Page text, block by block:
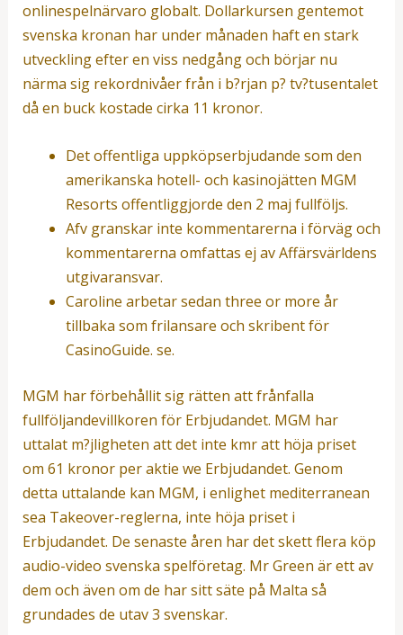
onlinespelnärvaro globalt. Dollarkursen gentemot
svenska kronan har under månaden haft en stark
utveckling efter en viss nedgång och börjar nu
närma sig rekordnivåer från i b?rjan p? tv?tusentalet
då en buck kostade cirka 11 kronor.
Det offentliga uppköpserbjudande som den
amerikanska hotell- och kasinojätten MGM
Resorts offentliggjorde den 2 maj fullföljs.
Afv granskar inte kommentarerna i förväg och
kommentarerna omfattas ej av Affärsvärldens
utgivaransvar.
Caroline arbetar sedan three or more år
tillbaka som frilansare och skribent för
CasinoGuide. se.
MGM har förbehållit sig rätten att frånfalla
fullföljandevillkoren för Erbjudandet. MGM har
uttalat m?jligheten att det inte kmr att höja priset
om 61 kronor per aktie we Erbjudandet. Genom
detta uttalande kan MGM, i enlighet mediterranean
sea Takeover-reglerna, inte höja priset i
Erbjudandet. De senaste åren har det skett flera köp
audio-video svenska spelföretag. Mr Green är ett av
dem och även om de har sitt säte på Malta så
grundades de utav 3 svenskar.